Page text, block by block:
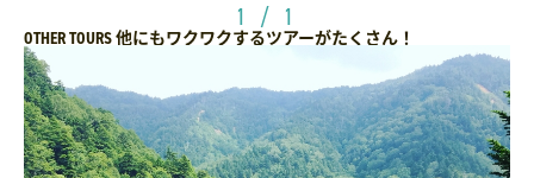
1 / 1
OTHER TOURS他にもワクワクするツアーがたくさん！